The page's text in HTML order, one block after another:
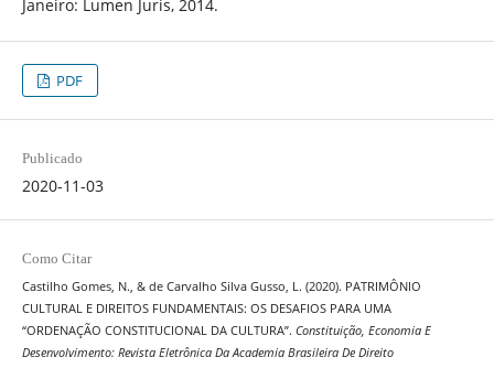
Janeiro: Lumen Juris, 2014.
PDF
Publicado
2020-11-03
Como Citar
Castilho Gomes, N., & de Carvalho Silva Gusso, L. (2020). PATRIMÔNIO
CULTURAL E DIREITOS FUNDAMENTAIS: OS DESAFIOS PARA UMA
“ORDENAÇÃO CONSTITUCIONAL DA CULTURA”. Constituição, Economia E
Desenvolvimento: Revista Eletrônica Da Academia Brasileira De Direito